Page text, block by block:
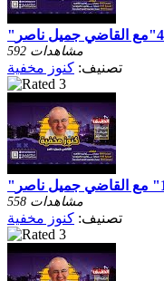
592 مشاهدات
تصنيف: كنوز مخفية
558 مشاهدات
تصنيف: كنوز مخفية